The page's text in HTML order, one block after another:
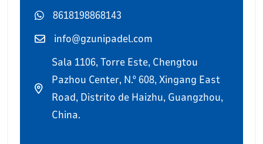
8618198868143
info@gzunipadel.com
Sala 1106, Torre Este, Chengtou
Pazhou Center, N.º 608, Xingang East
Road, Distrito de Haizhu, Guangzhou,
China.